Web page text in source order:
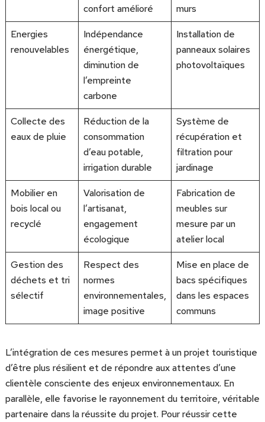
confort amélioré
murs
Energies
renouvelables
Indépendance
énergétique,
diminution de
l’empreinte
carbone
Installation de
panneaux solaires
photovoltaïques
Collecte des
eaux de pluie
Réduction de la
consommation
d’eau potable,
irrigation durable
Système de
récupération et
filtration pour
jardinage
Mobilier en
bois local ou
recyclé
Valorisation de
l’artisanat,
engagement
écologique
Fabrication de
meubles sur
mesure par un
atelier local
Gestion des
déchets et tri
sélectif
Respect des
normes
environnementales,
image positive
Mise en place de
bacs spécifiques
dans les espaces
communs
L’intégration de ces mesures permet à un projet touristique
d’être plus résilient et de répondre aux attentes d’une
clientèle consciente des enjeux environnementaux. En
parallèle, elle favorise le rayonnement du territoire, véritable
partenaire dans la réussite du projet. Pour réussir cette